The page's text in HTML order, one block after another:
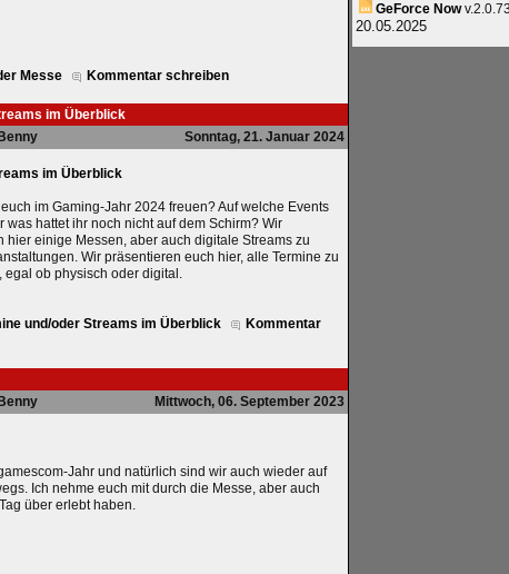
Messe Kommentar schreiben
im Überblick
Benny Sonntag, 21. Januar 2024
im Überblick
im Gaming-Jahr 2024 freuen? Auf welche Events
was hattet ihr noch nicht auf dem Schirm? Wir
hier einige Messen, aber auch digitale Streams zu
Wir präsentieren euch hier, alle Termine zu
egal ob physisch oder digital.
und/oder Streams im Überblick
Kommentar
Benny Mittwoch, 06. September 2023
Jahr und natürlich sind wir auch wieder auf
Ich nehme euch mit durch die Messe, aber auch
über erlebt haben.
GeForce Now
20.05.2025